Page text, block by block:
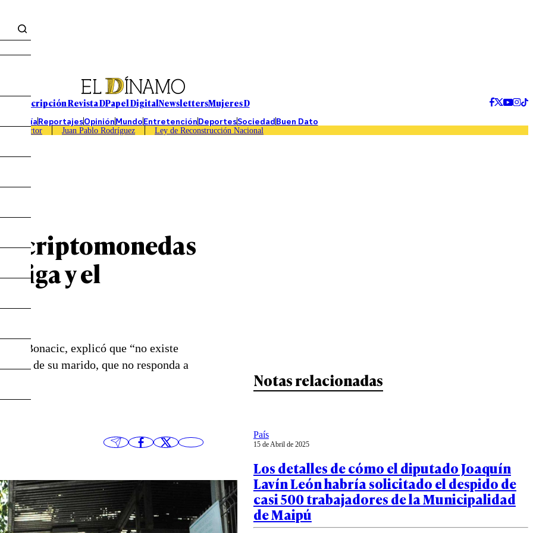
Suscripción Revista DPapel DigitalNewslettersMujeres D
EconomíaReportajesOpiniónMundoEntretenciónDeportesSociedadBuen Dato
Caso Sartor Juan Pablo Rodríguez Ley de Reconstrucción Nacional
criptomonedas
y el
Bonacic, explicó que “no existe
y de su marido, que no responda a
Notas relacionadas
País
15 de Abril de 2025
Los detalles de cómo el diputado Joaquín
Lavín León habría solicitado el despido de
casi 500 trabajadores de la Municipalidad
de Maipú